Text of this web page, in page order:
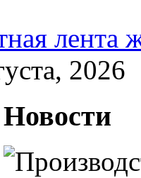
лента
2026
Новости